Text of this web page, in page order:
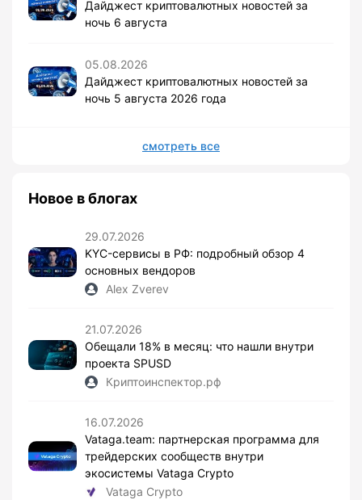
Дайджест криптовалютных новостей за
ночь 6 августа
05.08.2026
Дайджест криптовалютных новостей за
ночь 5 августа 2026 года
смотреть все
Новое в блогах
29.07.2026
KYC-сервисы в РФ: подробный обзор 4
основных вендоров
Alex Zverev
21.07.2026
Обещали 18% в месяц: что нашли внутри
проекта SPUSD
Криптоинспектор.рф
16.07.2026
Vataga.team: партнерская программа для
трейдерских сообществ внутри
экосистемы Vataga Crypto
Vataga Crypto